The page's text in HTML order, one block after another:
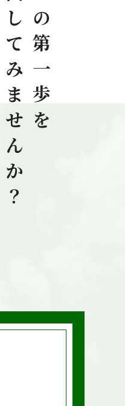
踏み出してみませんか？